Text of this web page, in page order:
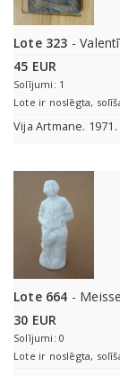
Lote 323 -
45 EUR
Solījumi: 1
Lote ir noslēgta,
Vija Artmane.
Lote 664 -
30 EUR
Solījumi: 0
Lote ir noslēgta,